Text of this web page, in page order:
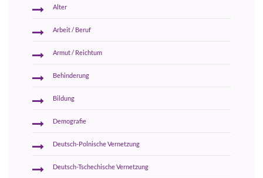
Alter
Arbeit / Beruf
Armut / Reichtum
Behinderung
Bildung
Demografie
Deutsch-Polnische Vernetzung
Deutsch-Tschechische Vernetzung